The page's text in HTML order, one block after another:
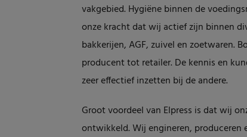
vakgebied. Hygiëne binnen de
onze kracht dat wij actief zijn binnen
bakkerijen, AGF, zuivel en zoetwaren.
producent tot retailer. De kennis en
zeer effectief inzetten bij de andere.
Groot voordeel van Elpress is dat wij
ontwikkeld. Wij engineren,